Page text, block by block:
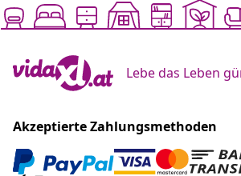
Lebe das Leben
Akzeptierte Zahlungsmethoden